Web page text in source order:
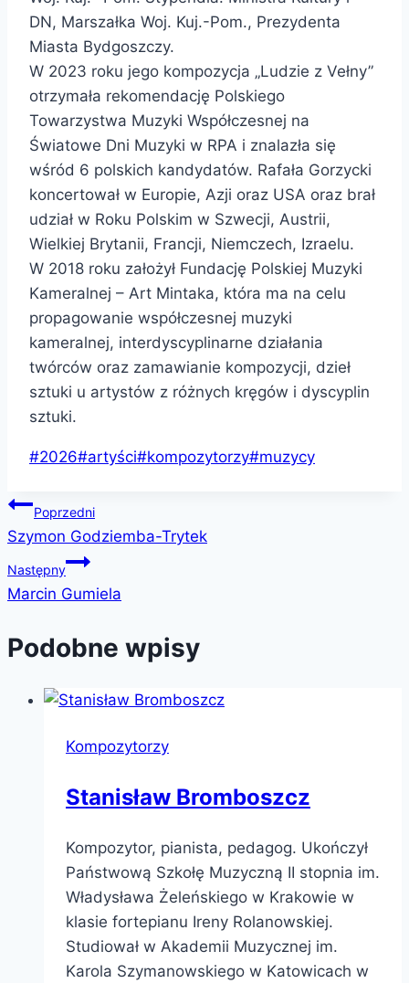
DN, Marszałka Woj. Kuj.-Pom., Prezydenta
Miasta Bydgoszczy.
W 2023 roku jego kompozycja „Ludzie z Vełny”
otrzymała rekomendację Polskiego
Towarzystwa Muzyki Współczesnej na
Światowe Dni Muzyki w RPA i znalazła się
wśród 6 polskich kandydatów. Rafała Gorzycki
koncertował w Europie, Azji oraz USA oraz brał
udział w Roku Polskim w Szwecji, Austrii,
Wielkiej Brytanii, Francji, Niemczech, Izraelu.
W 2018 roku założył Fundację Polskiej Muzyki
Kameralnej – Art Mintaka, która ma na celu
propagowanie współczesnej muzyki
kameralnej, interdyscyplinarne działania
twórców oraz zamawianie kompozycji, dzieł
sztuki u artystów z różnych kręgów i dyscyplin
sztuki.
Tagi
#2026#artyści#kompozytorzy#muzycy
Nawigacja
wpisu
Poprzedni
Szymon Godziemba-Trytek
Następny
Marcin Gumiela
Podobne wpisy
Kompozytorzy
Stanisław Bromboszcz
Kompozytor, pianista, pedagog. Ukończył
Państwową Szkołę Muzyczną II stopnia im.
Władysława Żeleńskiego w Krakowie w
klasie fortepianu Ireny Rolanowskiej.
Studiował w Akademii Muzycznej im.
Karola Szymanowskiego w Katowicach w